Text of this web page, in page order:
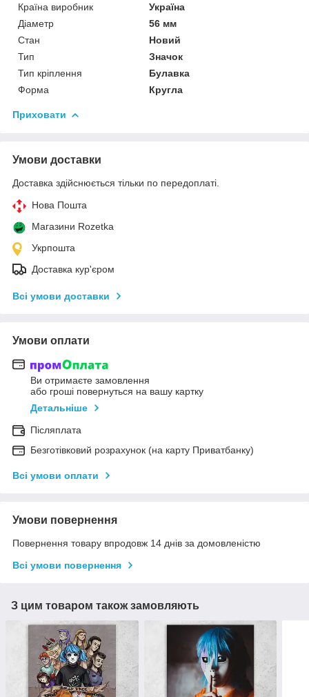
Країна виробник
Україна
Діаметр
56 мм
Стан
Новий
Тип
Значок
Тип кріплення
Булавка
Форма
Кругла
Приховати
Умови доставки
Доставка здійснюється тільки по передоплаті.
Нова Пошта
Магазини Rozetka
Укрпошта
Доставка кур'єром
Всі умови доставки
Умови оплати
Ви отримаєте замовлення
або гроші повернуться на вашу картку
Детальніше
Післяплата
Безготівковий розрахунок (на карту Приватбанку)
Всі умови оплати
Умови повернення
Повернення товару впродовж 14 днів за домовленістю
Всі умови повернення
З цим товаром також замовляють